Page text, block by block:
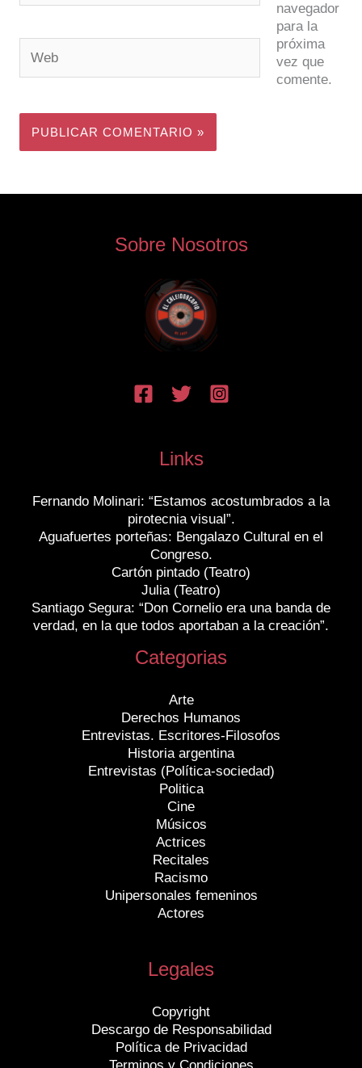
navegador
para la
próxima
vez que
comente.
Sobre Nosotros
Links
Fernando Molinari: “Estamos acostumbrados a la
pirotecnia visual”.
Aguafuertes porteñas: Bengalazo Cultural en el
Congreso.
Cartón pintado (Teatro)
Julia (Teatro)
Santiago Segura: “Don Cornelio era una banda de
verdad, en la que todos aportaban a la creación”.
Categorias
Arte
Derechos Humanos
Entrevistas. Escritores-Filosofos
Historia argentina
Entrevistas (Política-sociedad)
Politica
Cine
Músicos
Actrices
Recitales
Racismo
Unipersonales femeninos
Actores
Legales
Copyright
Descargo de Responsabilidad
Política de Privacidad